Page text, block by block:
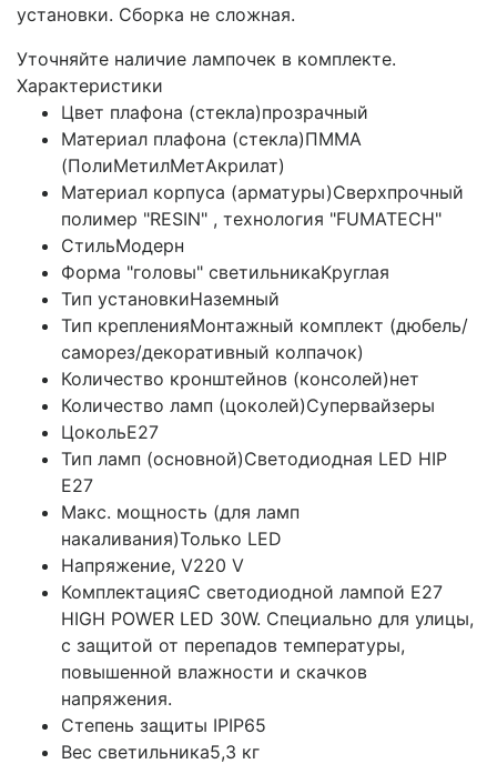
установки. Сборка не сложная.
Уточняйте наличие лампочек в комплекте.
Характеристики
Цвет плафона (стекла)прозрачный
Материал плафона (стекла)ПММА
(ПолиМетилМетАкрилат)
Материал корпуса (арматуры)Сверхпрочный
полимер "RESIN" , технология "FUMATECH"
СтильМодерн
Форма "головы" светильникаКруглая
Тип установкиНаземный
Тип крепленияМонтажный комплект (дюбель/
саморез/декоративный колпачок)
Количество кронштейнов (консолей)нет
Количество ламп (цоколей)Супервайзеры
ЦокольE27
Тип ламп (основной)Светодиодная LED HIP
E27
Макс. мощность (для ламп
накаливания)Только LED
Напряжение, V220 V
КомплектацияС светодиодной лампой E27
HIGH POWER LED 30W. Специально для улицы,
с защитой от перепадов температуры,
повышенной влажности и скачков
напряжения.
Степень защиты IPIP65
Вес светильника5,3 кг